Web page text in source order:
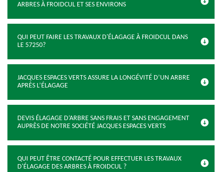
ARBRES À FROIDCUL ET SES ENVIRONS
QUI PEUT FAIRE LES TRAVAUX D'ÉLAGAGE À FROIDCUL DANS
LE 57250?
JACQUES ESPACES VERTS ASSURE LA LONGÉVITÉ D’UN ARBRE
APRÈS L’ÉLAGAGE
DEVIS ÉLAGAGE D’ARBRE SANS FRAIS ET SANS ENGAGEMENT
AUPRÈS DE NOTRE SOCIÉTÉ JACQUES ESPACES VERTS
QUI PEUT ÊTRE CONTACTÉ POUR EFFECTUER LES TRAVAUX
D'ÉLAGAGE DES ARBRES À FROIDCUL ?